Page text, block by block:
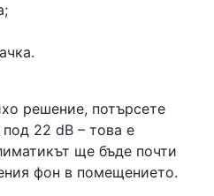
решение, потърсете
22 dB – това е
ще бъде почти
фон в помещението.